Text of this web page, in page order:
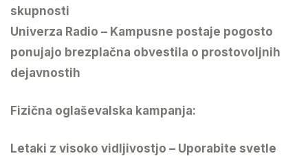
skupnosti
Univerza Radio – Kampusne postaje pogosto
ponujajo brezplačna obvestila o prostovoljnih
dejavnostih
Fizična oglaševalska kampanja:
Letaki z visoko vidljivostjo – Uporabite svetle